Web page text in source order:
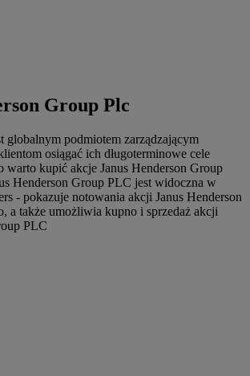
Group Plc
globalnym podmiotem zarządzającym
osiągać ich długoterminowe cele
warto kupić akcje Janus Henderson Group
Henderson Group PLC jest widoczna w
- pokazuje notowania akcji Janus Henderson
a także umożliwia kupno i sprzedaż akcji
PLC